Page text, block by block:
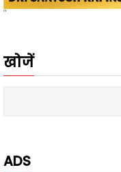
"
खोजें
ADS